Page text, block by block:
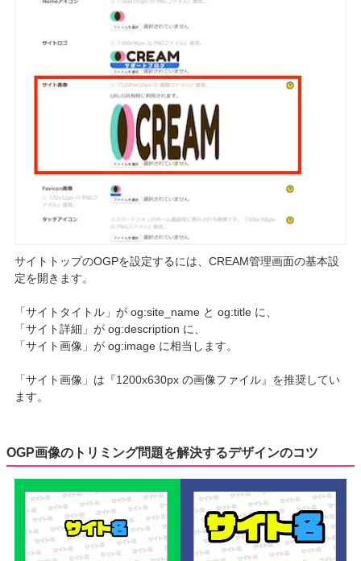
サイトトップのOGPを設定するには、CREAM管理画面の基本設
定を開きます。
「サイトタイトル」が og:site_name と og:title に、
「サイト詳細」が og:description に、
「サイト画像」が og:image に相当します。
「サイト画像」は『1200x630px の画像ファイル』を推奨してい
ます。
OGP画像のトリミング問題を解決するデザインのコツ